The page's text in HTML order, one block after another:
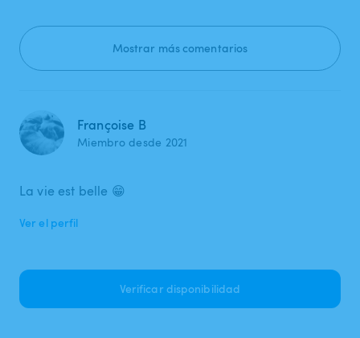
Mostrar más comentarios
Françoise B
Miembro desde 2021
La vie est belle 😁
Ver el perfil
Verificar disponibilidad